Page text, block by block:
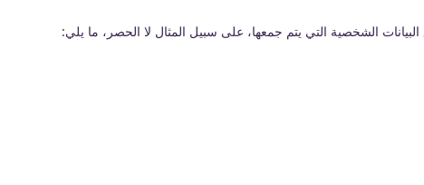
الشخصية التي يتم جمعها، على سبيل المثال لا الحصر، ما يلي: